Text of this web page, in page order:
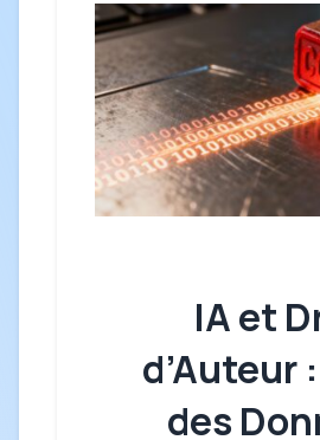
IA et
d’Auteur
des